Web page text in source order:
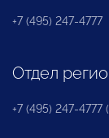
+7 (495) 247-4777
Отдел
+7 (495) 247-4777